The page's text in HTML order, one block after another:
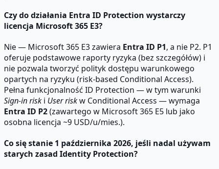
Czy do działania Entra ID Protection wystarczy
licencja Microsoft 365 E3?
Nie — Microsoft 365 E3 zawiera Entra ID P1, a nie P2. P1
oferuje podstawowe raporty ryzyka (bez szczegółów) i
nie pozwala tworzyć polityk dostępu warunkowego
opartych na ryzyku (risk-based Conditional Access).
Pełna funkcjonalność ID Protection — w tym warunki
Sign-in risk i User riskw Conditional Access — wymaga
Entra ID P2(zawartego w Microsoft 365 E5 lub jako
osobna licencja ~9 USD/u/mies.).
Co się stanie 1 października 2026, jeśli nadal używam
starych zasad Identity Protection?